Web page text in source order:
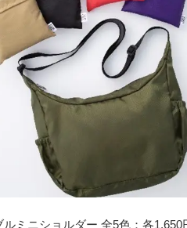
ルミニショルダー 全5色：各1,650